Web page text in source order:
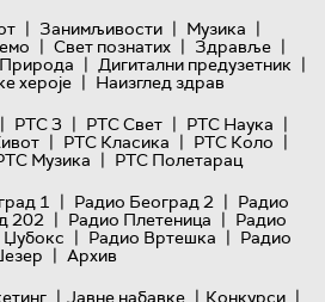
| Занимљивости | Музика |
| Свет познатих | Здравље |
Природа | Дигитални предузетник |
хероје | Наизглед здрав
| РТС 3 | РТС Свет | РТС Наука |
| РТС Класика | РТС Коло |
Музика | РТС Полетарац
1 | Радио Београд 2 | Радио
202 | Радио Плетеница | Радио
| Радио Вртешка | Радио
| Архив
| Јавне набавке | Конкурси |